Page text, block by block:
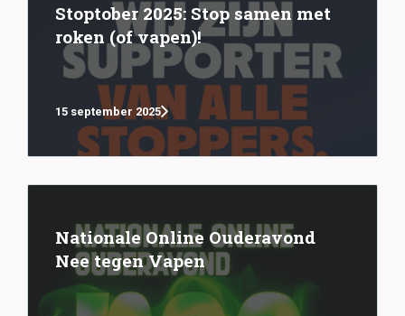
Stoptober 2025: Stop samen met
roken (of vapen)!
15 september 2025
Nationale Online Ouderavond
Nee tegen Vapen